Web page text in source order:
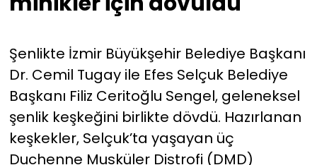
Şenlikte İzmir Büyükşehir Belediye Başkanı
Dr. Cemil Tugay ile Efes Selçuk Belediye
Başkanı Filiz Ceritoğlu Sengel, geleneksel
şenlik keşkeğini birlikte dövdü. Hazırlanan
keşkekler, Selçuk’ta yaşayan üç
Duchenne Musküler Distrofi (DMD)